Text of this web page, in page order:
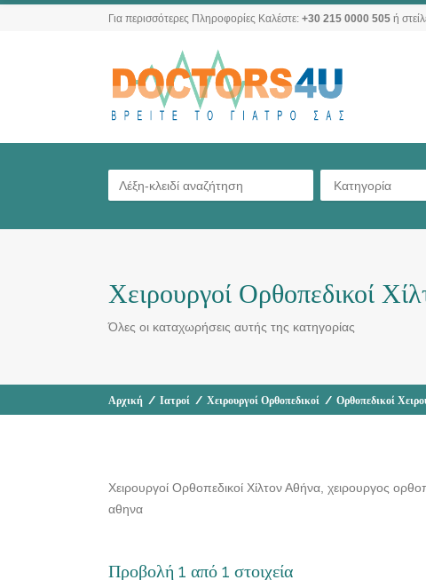
Για περισσότερες Πληροφορίες Καλέστε: +30 215 0000 505 ή
Κατηγορία
Χειρουργοί Ορθοπεδικοί
Όλες οι καταχωρήσεις αυτής της κατηγορίας
Αρχική / Ιατροί / Χειρουργοί Ορθοπεδικοί / Ορθοπεδικοί
Χειρουργοί Ορθοπεδικοί Χίλτον Αθήνα, χειρουργος
αθηνα
Προβολή 1 από 1 στοιχεία